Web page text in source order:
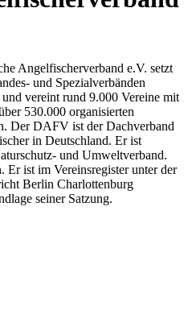
Angelfischerverband e.V. setzt
und Spezialverbänden
und vereint rund 9.000 Vereine mit
530.000 organisierten
Der DAFV ist der Dachverband
in Deutschland. Er ist
und Umweltverband.
Er ist im Vereinsregister unter der
Berlin Charlottenburg
seiner Satzung.